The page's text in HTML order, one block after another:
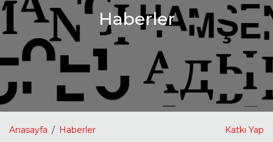
Haberler
Anasayfa Haberler Katkı Yap